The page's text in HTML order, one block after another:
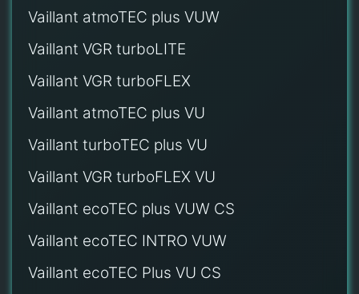
Vaillant atmoTEC plus VUW
Vaillant VGR turboLITE
Vaillant VGR turboFLEX
Vaillant atmoTEC plus VU
Vaillant turboTEC plus VU
Vaillant VGR turboFLEX VU
Vaillant ecoTEC plus VUW CS
Vaillant ecoTEC INTRO VUW
Vaillant ecoTEC Plus VU CS